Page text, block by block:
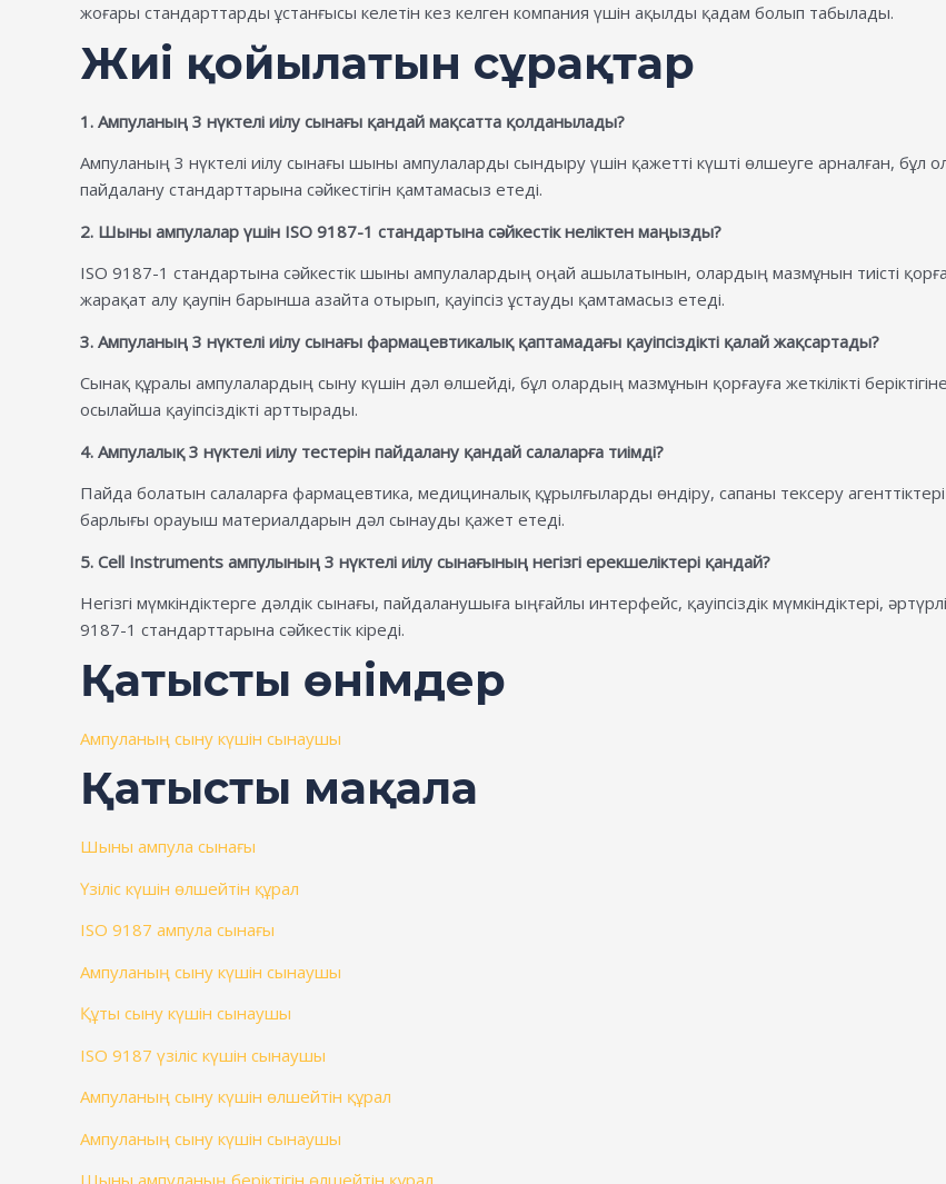
жоғары стандарттарды ұстанғысы келетін кез келген компания үшін ақылды қадам болып табылады.
Жиі қойылатын сұрақтар
1. Ампуланың 3 нүктелі иілу сынағы қандай мақсатта қолданылады?
Ампуланың 3 нүктелі иілу сынағы шыны ампулаларды сындыру үшін қажетті күшті өлшеуге арналған, бұл
пайдалану стандарттарына сәйкестігін қамтамасыз етеді.
2. Шыны ампулалар үшін ISO 9187-1 стандартына сәйкестік неліктен маңызды?
ISO 9187-1 стандартына сәйкестік шыны ампулалардың оңай ашылатынын, олардың мазмұнын тиісті
жарақат алу қаупін барынша азайта отырып, қауіпсіз ұстауды қамтамасыз етеді.
3. Ампуланың 3 нүктелі иілу сынағы фармацевтикалық қаптамадағы қауіпсіздікті қалай жақсартады?
Сынақ құралы ампулалардың сыну күшін дәл өлшейді, бұл олардың мазмұнын қорғауға жеткілікті
осылайша қауіпсіздікті арттырады.
4. Ампулалық 3 нүктелі иілу тестерін пайдалану қандай салаларға тиімді?
Пайда болатын салаларға фармацевтика, медициналық құрылғыларды өндіру, сапаны тексеру
барлығы орауыш материалдарын дәл сынауды қажет етеді.
5. Cell Instruments ампулының 3 нүктелі иілу сынағының негізгі ерекшеліктері қандай?
Негізгі мүмкіндіктерге дәлдік сынағы, пайдаланушыға ыңғайлы интерфейс, қауіпсіздік мүмкіндіктері,
9187-1 стандарттарына сәйкестік кіреді.
Қатысты өнімдер
Ампуланың сыну күшін сынаушы
Қатысты мақала
Шыны ампула сынағы
Үзіліс күшін өлшейтін құрал
ISO 9187 ампула сынағы
Ампуланың сыну күшін сынаушы
Құты сыну күшін сынаушы
ISO 9187 үзіліс күшін сынаушы
Ампуланың сыну күшін өлшейтін құрал
Ампуланың сыну күшін сынаушы
Шыны ампуланың беріктігін өлшейтін құрал